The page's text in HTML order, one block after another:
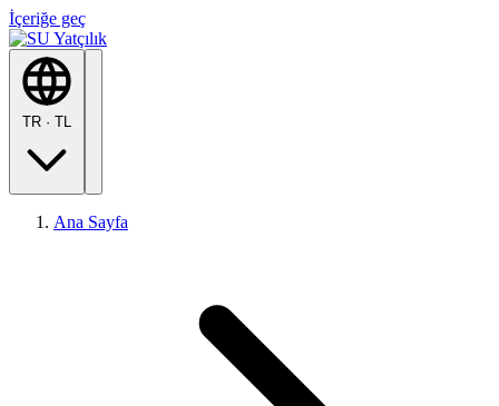
İçeriğe geç
TR · TL
Ana Sayfa